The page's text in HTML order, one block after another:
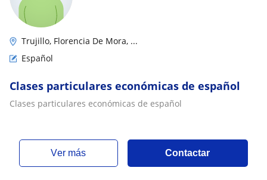
Trujillo, Florencia De Mora, ...
Español
Clases particulares económicas de español
Clases particulares económicas de español
ver más Contactar